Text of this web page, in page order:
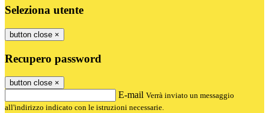
Seleziona utente
button close ×
Recupero password
button close ×
E-mail Verrà inviato un messaggio
all'indirizzo indicato con le istruzioni necessarie.